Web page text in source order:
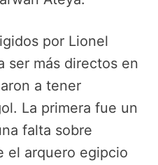
por Lionel
ser más directos en
a tener
La primera fue un
falta sobre
el arquero egipcio